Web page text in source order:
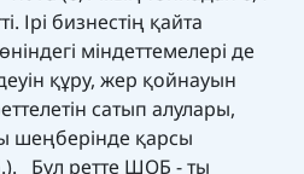
Ірі бизнестің қайта
міндеттемелері де
құру, жер қойнауын
сатып алулары,
шеңберінде қарсы
Бұл ретте ШОБ - ты